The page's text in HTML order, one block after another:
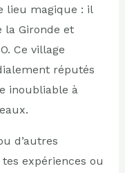
lieu magique : il
la Gironde et
Ce village
réputés
inoubliable à
d’autres
expériences ou